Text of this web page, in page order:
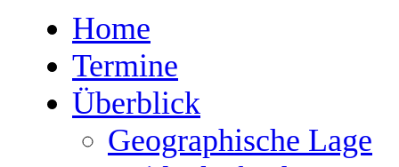
Home
Termine
Überblick
Geographische Lage